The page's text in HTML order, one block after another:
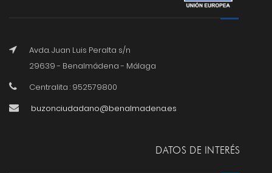
Avda. Juan Luis Peralta s/n
29639 - Benalmádena - Málaga
Centralita : 952579800
buzonciudadano@benalmadena.es
DATOS DE INTERÉS